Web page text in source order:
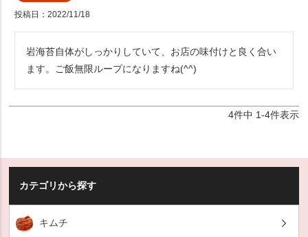
投稿日 2022/11/18
岩海苔自体がしっかりしていて、お店の味付けと良く合い
ます。ご飯無限ループになりますね(^^)
4件中 1-4件表示
カテゴリから探す
キムチ